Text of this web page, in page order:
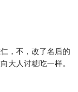
，不，改了名后的
大人讨糖吃一样。